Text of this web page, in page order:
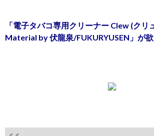
「電子タバコ専用クリーナー Clew (クリ
Material by 伏龍泉/FUKURYUSEN」が欲